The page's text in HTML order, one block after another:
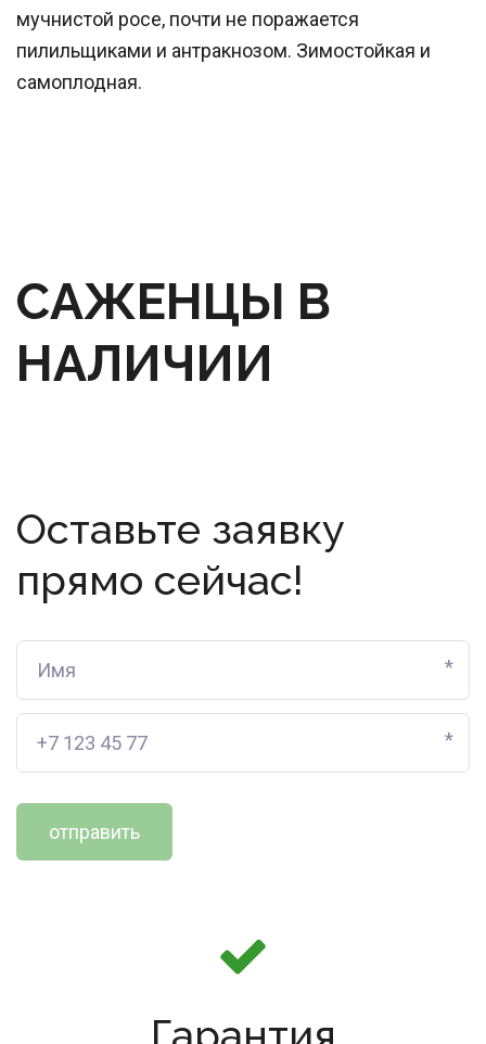
мучнистой росе, почти не поражается
пилильщиками и антракнозом. Зимостойкая и
самоплодная.
САЖЕНЦЫ В
НАЛИЧИИ
Оставьте заявку
прямо сейчас!
*
*
отправить